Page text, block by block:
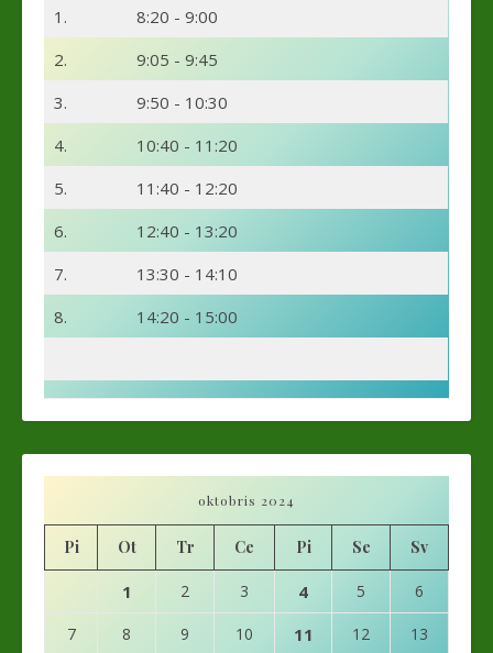
1.
8:20 - 9:00
2.
9:05 - 9:45
3.
9:50 - 10:30
4.
10:40 - 11:20
5.
11:40 - 12:20
6.
12:40 - 13:20
7.
13:30 - 14:10
8.
14:20 - 15:00
oktobris 2024
Pi Ot Tr Ce Pi Se Sv
1 2 3 4 5 6
7 8 9 10 11 12 13